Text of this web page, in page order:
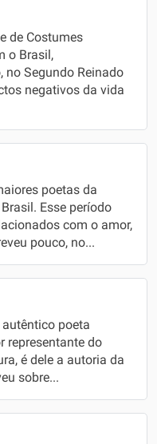
de Costumes
o Brasil,
no Segundo Reinado
negativos da vida
poetas da
Esse período
com o amor,
pouco, no...
poeta
representante do
é dele a autoria da
sobre...